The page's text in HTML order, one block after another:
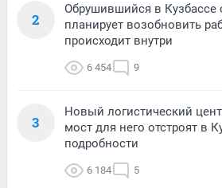
2
Обрушившийся в Кузбассе
планирует возобновить
происходит внутри
6 454 9
3
Новый логистический
мост для него отстроят в
подробности
6 184 5